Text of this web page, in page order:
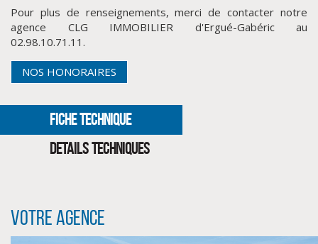
CLIQUER ICI POUR AGRANDIR
Pour plus de renseignements, merci de contacter notre
agence CLG IMMOBILIER d'Ergué-Gabéric au
02.98.10.71.11.
NOS HONORAIRES
FICHE TECHNIQUE
DETAILS TECHNIQUES
Votre agence